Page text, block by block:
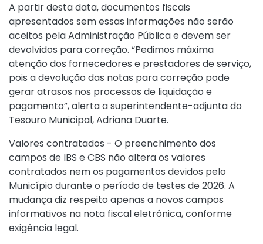
A partir desta data, documentos fiscais
apresentados sem essas informações não serão
aceitos pela Administração Pública e devem ser
devolvidos para correção. “Pedimos máxima
atenção dos fornecedores e prestadores de serviço,
pois a devolução das notas para correção pode
gerar atrasos nos processos de liquidação e
pagamento”, alerta a superintendente-adjunta do
Tesouro Municipal, Adriana Duarte.
Valores contratados - O preenchimento dos
campos de IBS e CBS não altera os valores
contratados nem os pagamentos devidos pelo
Município durante o período de testes de 2026. A
mudança diz respeito apenas a novos campos
informativos na nota fiscal eletrônica, conforme
exigência legal.